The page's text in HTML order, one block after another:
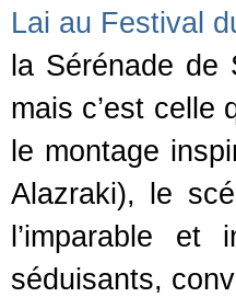
Lai au Festival
la Sérénade
mais c’est celle
le montage
Alazraki), le
l’imparable et
séduisants,